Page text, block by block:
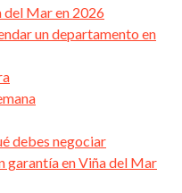
del Mar en 2026
un departamento en
debes negociar
garantía en Viña del Mar